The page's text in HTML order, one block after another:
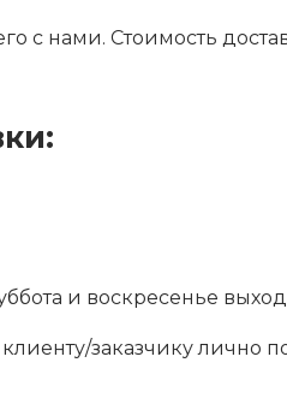
с нами. Стоимость
и воскресенье
заказчику